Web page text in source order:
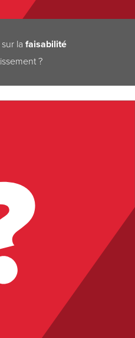
sur lafaisabilité
?